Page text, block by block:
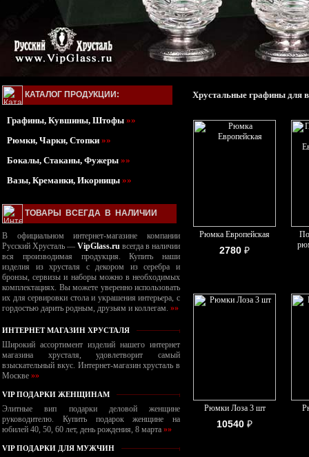
КАТАЛОГ ПРОДУКЦИИ:
Графины, Кувшины, Штофы »»
Рюмки, Чарки, Стопки »»
Бокалы, Стаканы, Фужеры »»
Вазы, Креманки, Икорницы »»
ТОВАРЫ ВСЕГДА В НАЛИЧИИ
В официальном интернет-магазине компании
Русский Хрусталь — VipGlass.ru всегда в наличии
вся производимая продукция. Купить наши
изделия из хрусталя с декором из серебра и
бронзы, сервизы и наборы можно в необходимых
комплектациях. Вы можете уверенно использовать
их для сервировки стола и украшения интерьера, с
гордостью дарить родным, друзьям и коллегам. »»
ИНТЕРНЕТ МАГАЗИН ХРУСТАЛЯ
Широкий ассортимент изделий нашего интернет
магазина хрусталя, удовлетворит самый
взыскательный вкус. Интернет-магазин хрусталь в
Москве »»
VIP ПОДАРКИ ЖЕНЩИНАМ
Элитные вип подарки деловой женщине
руководителю. Купить подарок женщине на
юбилей 40, 50, 60 лет, день рождения, 8 марта »»
VIP ПОДАРКИ ДЛЯ МУЖЧИН
Хрустальные графины для
Рюмка Европейская
2780 ₽
Рюмки Лоза 3 шт
10540 ₽